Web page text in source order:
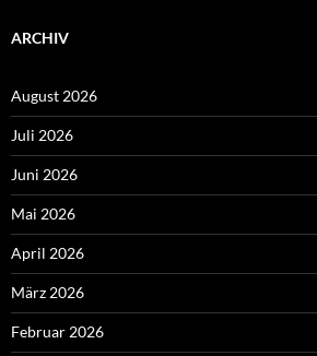
ARCHIV
August 2026
Juli 2026
Juni 2026
Mai 2026
April 2026
März 2026
Februar 2026